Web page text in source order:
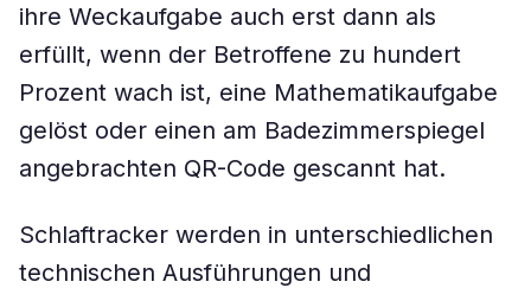
ihre Weckaufgabe auch erst dann als
erfüllt, wenn der Betroffene zu hundert
Prozent wach ist, eine Mathematikaufgabe
gelöst oder einen am Badezimmerspiegel
angebrachten QR-Code gescannt hat.
Schlaftracker werden in unterschiedlichen
technischen Ausführungen und